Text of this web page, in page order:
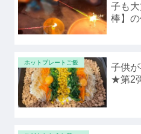
子も
棒】
ホットプレートご飯
子供
★第2